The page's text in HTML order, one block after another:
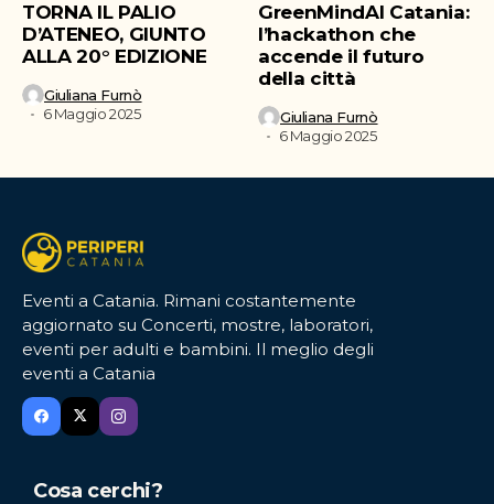
TORNA IL PALIO
D’ATENEO, GIUNTO
ALLA 20° EDIZIONE
Giuliana Furnò
6 Maggio 2025
GreenMindAI Catania:
l’hackathon che
accende il futuro
della città
Giuliana Furnò
6 Maggio 2025
Eventi a Catania. Rimani costantemente
aggiornato su Concerti, mostre, laboratori,
eventi per adulti e bambini. Il meglio degli
eventi a Catania
Cosa cerchi?